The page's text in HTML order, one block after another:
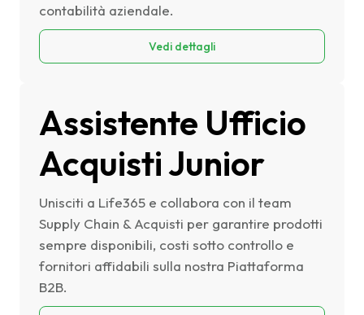
contabilità aziendale.
Vedi dettagli
Assistente Ufficio
Acquisti Junior
Unisciti a Life365 e collabora con il team
Supply Chain & Acquisti per garantire prodotti
sempre disponibili, costi sotto controllo e
fornitori affidabili sulla nostra Piattaforma
B2B.